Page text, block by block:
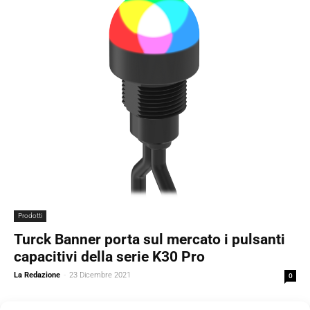
Prodotti
Turck Banner porta sul mercato i pulsanti
capacitivi della serie K30 Pro
La Redazione - 23 Dicembre 2021 0